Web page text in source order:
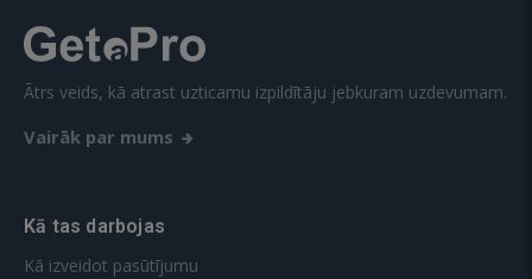
Ātrs veids, kā atrast uzticamu izpildītāju jebkuram uzdevumam.
Vairāk par mums
Kā tas darbojas
Kā izveidot pasūtījumu